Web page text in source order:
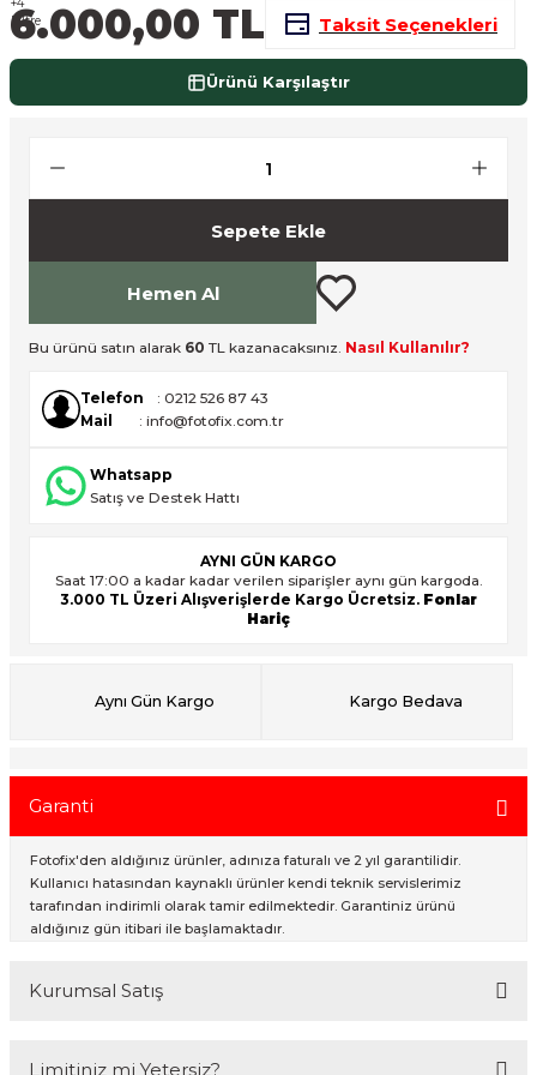
Cihazları
Işıklar
Standlar
Işık Setleri
6.000,00 TL Taksit Seçenekleri
Ürünü Karşılaştır
Sepete Ekle
Hemen Al
Bu ürünü satın alarak 60 TL kazanacaksınız. Nasıl Kullanılır?
Telefon
: 0212 526 87 43
Mail
: info@fotofix.com.tr
Whatsapp
Satış ve Destek Hattı
AYNI GÜN KARGO
Saat 17:00 a kadar kadar verilen siparişler aynı gün kargoda.
3.000 TL Üzeri Alışverişlerde Kargo Ücretsiz. Fonlar
Hariç
Aynı Gün Kargo Kargo Bedava
Garanti
Fotofix'den aldığınız ürünler, adınıza faturalı ve 2 yıl garantilidir.
Kullanıcı hatasından kaynaklı ürünler kendi teknik servislerimiz
tarafından indirimli olarak tamir edilmektedir. Garantiniz ürünü
aldığınız gün itibari ile başlamaktadır.
Kurumsal Satış
online web sitesi olan www.fotofix.com.tr üzerinden hizmet
Limitiniz mi Yetersiz?